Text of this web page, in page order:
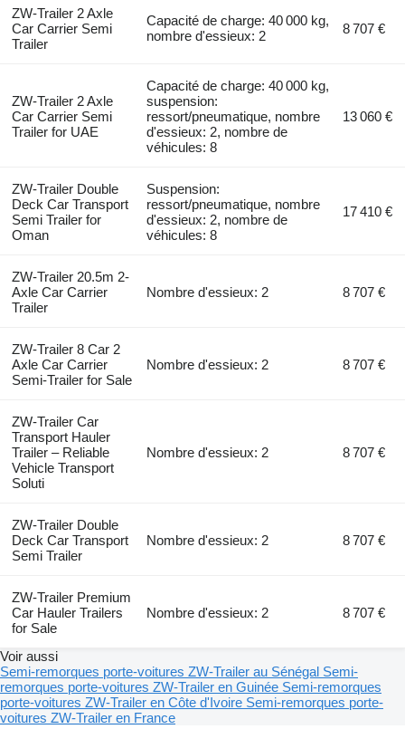
ZW-Trailer 2 Axle
Car Carrier Semi
Trailer
Capacité de charge: 40 000 kg,
nombre d'essieux: 2
8 707 €
ZW-Trailer 2 Axle
Car Carrier Semi
Trailer for UAE
Capacité de charge: 40 000 kg,
suspension:
ressort/pneumatique, nombre
d'essieux: 2, nombre de
véhicules: 8
13 060 €
ZW-Trailer Double
Deck Car Transport
Semi Trailer for
Oman
Suspension:
ressort/pneumatique, nombre
d'essieux: 2, nombre de
véhicules: 8
17 410 €
ZW-Trailer 20.5m 2-
Axle Car Carrier
Trailer
Nombre d'essieux: 2 8 707 €
ZW-Trailer 8 Car 2
Axle Car Carrier
Semi-Trailer for Sale
Nombre d'essieux: 2 8 707 €
ZW-Trailer Car
Transport Hauler
Trailer – Reliable
Vehicle Transport
Soluti
Nombre d'essieux: 2 8 707 €
ZW-Trailer Double
Deck Car Transport
Semi Trailer
Nombre d'essieux: 2 8 707 €
ZW-Trailer Premium
Car Hauler Trailers
for Sale
Nombre d'essieux: 2 8 707 €
Voir aussi
Semi-remorques porte-voitures ZW-Trailer au Sénégal Semi-
remorques porte-voitures ZW-Trailer en Guinée Semi-remorques
porte-voitures ZW-Trailer en Côte d'Ivoire Semi-remorques porte-
voitures ZW-Trailer en France